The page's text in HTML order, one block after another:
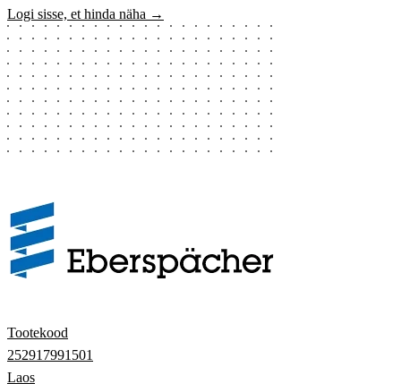
Logi sisse, et hinda näha →
Tootekood
252917991501
Laos